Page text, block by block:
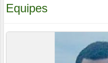
Equipes